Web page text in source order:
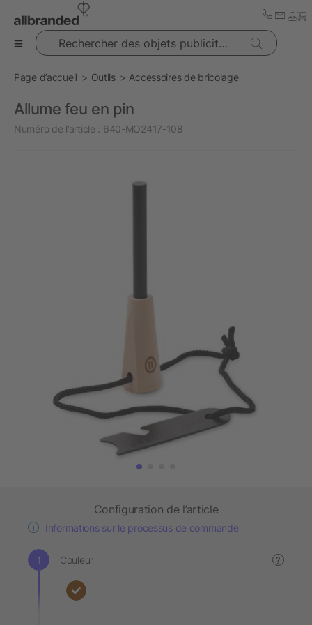
Rechercher des objets publicitaires
Page d’accueil Outils Accessoires de bricolage
Allume feu en pin
Numéro de l’article : 640-MO2417-108
Configuration de l’article
Informations sur le processus de commande
Couleur ?